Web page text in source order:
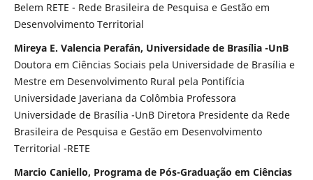
Belem RETE - Rede Brasileira de Pesquisa e Gestão em
Desenvolvimento Territorial
Mireya E. Valencia Perafán, Universidade de Brasília -UnB
Doutora em Ciências Sociais pela Universidade de Brasília e
Mestre em Desenvolvimento Rural pela Pontifícia
Universidade Javeriana da Colômbia Professora
Universidade de Brasília -UnB Diretora Presidente da Rede
Brasileira de Pesquisa e Gestão em Desenvolvimento
Territorial -RETE
Marcio Caniello, Programa de Pós-Graduação em Ciências